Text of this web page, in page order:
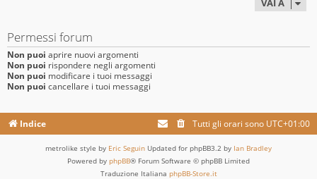
VAI A
Permessi forum
Non puoi aprire nuovi argomenti
Non puoi rispondere negli argomenti
Non puoi modificare i tuoi messaggi
Non puoi cancellare i tuoi messaggi
Indice Tutti gli orari sono UTC+01:00
metrolike style by Eric Seguin Updated for phpBB3.2 by Ian Bradley
Powered by phpBB® Forum Software © phpBB Limited
Traduzione Italiana phpBB-Store.it